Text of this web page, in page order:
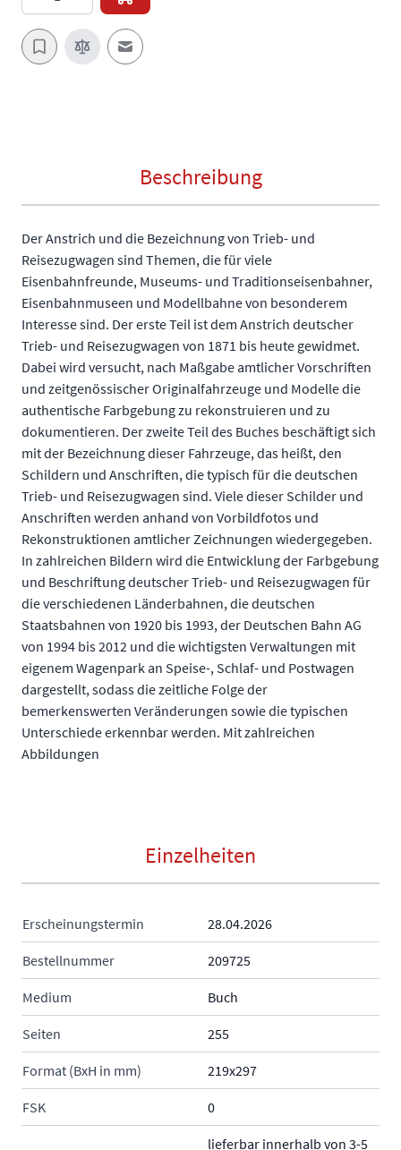
E-Mail an einen Freund
Beschreibung
Der Anstrich und die Bezeichnung von Trieb- und
Reisezugwagen sind Themen, die für viele
Eisenbahnfreunde, Museums- und Traditionseisenbahner,
Eisenbahnmuseen und Modellbahne von besonderem
Interesse sind. Der erste Teil ist dem Anstrich deutscher
Trieb- und Reisezugwagen von 1871 bis heute gewidmet.
Dabei wird versucht, nach Maßgabe amtlicher Vorschriften
und zeitgenössischer Originalfahrzeuge und Modelle die
authentische Farbgebung zu rekonstruieren und zu
dokumentieren. Der zweite Teil des Buches beschäftigt sich
mit der Bezeichnung dieser Fahrzeuge, das heißt, den
Schildern und Anschriften, die typisch für die deutschen
Trieb- und Reisezugwagen sind. Viele dieser Schilder und
Anschriften werden anhand von Vorbildfotos und
Rekonstruktionen amtlicher Zeichnungen wiedergegeben.
In zahlreichen Bildern wird die Entwicklung der Farbgebung
und Beschriftung deutscher Trieb- und Reisezugwagen für
die verschiedenen Länderbahnen, die deutschen
Staatsbahnen von 1920 bis 1993, der Deutschen Bahn AG
von 1994 bis 2012 und die wichtigsten Verwaltungen mit
eigenem Wagenpark an Speise-, Schlaf- und Postwagen
dargestellt, sodass die zeitliche Folge der
bemerkenswerten Veränderungen sowie die typischen
Unterschiede erkennbar werden. Mit zahlreichen
Abbildungen
Einzelheiten
Erscheinungstermin 28.04.2026
Bestellnummer 209725
Medium Buch
Seiten 255
Format (BxH in mm) 219x297
FSK 0
lieferbar innerhalb von 3-5